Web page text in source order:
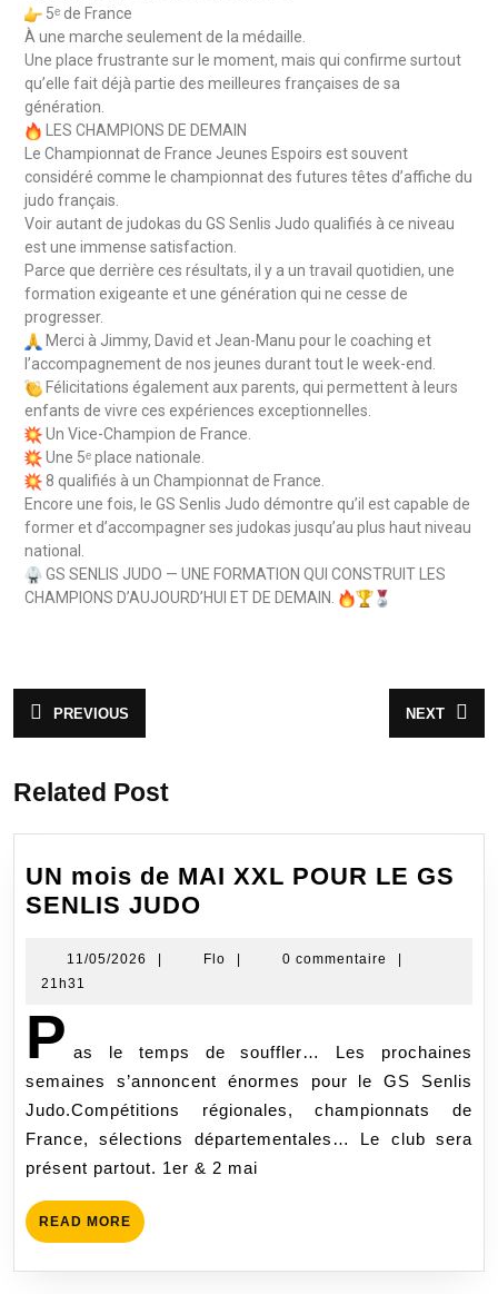
5ᵉ de France
À une marche seulement de la médaille.
Une place frustrante sur le moment, mais qui confirme surtout
qu’elle fait déjà partie des meilleures françaises de sa
génération.
LES CHAMPIONS DE DEMAIN
Le Championnat de France Jeunes Espoirs est souvent
considéré comme le championnat des futures têtes d’affiche du
judo français.
Voir autant de judokas du GS Senlis Judo qualifiés à ce niveau
est une immense satisfaction.
Parce que derrière ces résultats, il y a un travail quotidien, une
formation exigeante et une génération qui ne cesse de
progresser.
Merci à Jimmy, David et Jean-Manu pour le coaching et
l’accompagnement de nos jeunes durant tout le week-end.
Félicitations également aux parents, qui permettent à leurs
enfants de vivre ces expériences exceptionnelles.
Un Vice-Champion de France.
Une 5ᵉ place nationale.
8 qualifiés à un Championnat de France.
Encore une fois, le GS Senlis Judo démontre qu’il est capable de
former et d’accompagner ses judokas jusqu’au plus haut niveau
national.
GS SENLIS JUDO — UNE FORMATION QUI CONSTRUIT LES
CHAMPIONS D’AUJOURD’HUI ET DE DEMAIN.
PREVIOUS NEXT
Related Post
UN mois de MAI XXL POUR LE GS
SENLIS JUDO
11/05/2026 | Flo | 0 commentaire
|
21h31
P as le temps de souffler… Les prochaines
semaines s’annoncent énormes pour le GS Senlis
Judo.Compétitions régionales, championnats de
France, sélections départementales… Le club sera
présent partout. 1er & 2 mai
READ MORE